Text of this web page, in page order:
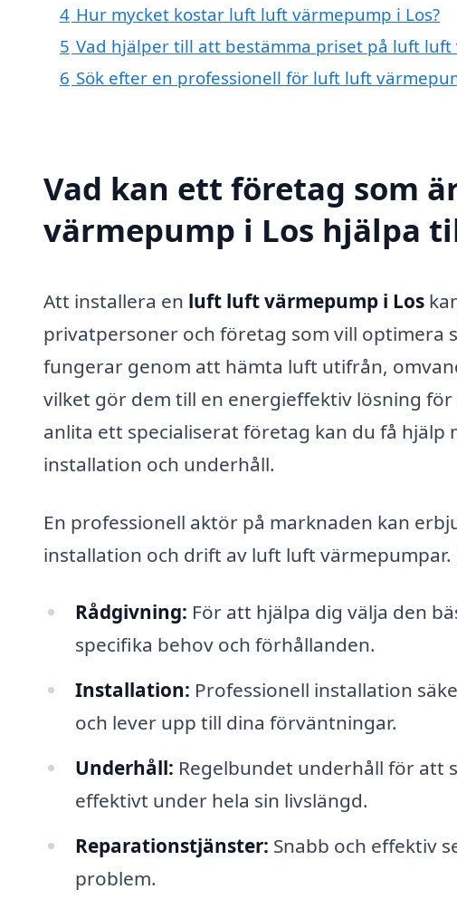
4 Hur mycket kostar luft luft värmepump i Los?
5 Vad hjälper till att bestämma priset på luft luft
6 Sök efter en professionell för luft luft
Vad kan ett företag som
värmepump i Los hjälpa
Att installera en luft luft värmepump i Los
privatpersoner och företag som vill optimera
fungerar genom att hämta luft utifrån,
vilket gör dem till en energieffektiv lösning
anlita ett specialiserat företag kan du få
installation och underhåll.
En professionell aktör på marknaden kan
installation och drift av luft luft värmepumpar.
Rådgivning: För att hjälpa dig välja den
specifika behov och förhållanden.
Installation: Professionell installation
och lever upp till dina förväntningar.
Underhåll: Regelbundet underhåll för att
effektivt under hela sin livslängd.
Reparationstjänster: Snabb och effektiv
problem.